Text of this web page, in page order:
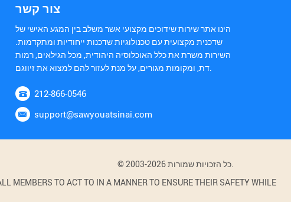
צור קשר
הינו אתר שירות שידוכים מקצועי אשר משלב בין המגע האישי של
שדכנית מקצועית עם טכנולוגיות שדכנות ייחודיות ומתקדמות.
השירות משרת את כלל האוכלוסיה היהודית, מכל הגילאים, רמות
דת, ומקומות מגורים, על מנת לעזור להם למצוא את זיווגם.
212-866-0546
support@sawyouatsinai.com
© 2003-2026 כל הזכויות שמורות.
MEMBERS TO ACT TO IN A MANNER TO ENSURE THEIR SAFETY WHILE